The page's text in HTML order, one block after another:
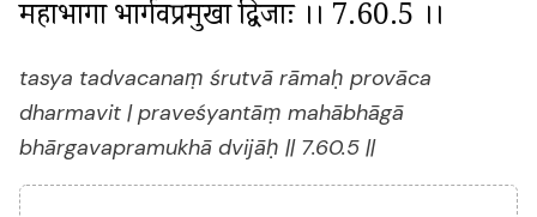
महाभागा भार्गवप्रमुखा द्विजाः ।। 7.60.5 ।।
tasya tadvacanaṃ śrutvā rāmaḥ provāca
dharmavit | praveśyantāṃ mahābhāgā
bhārgavapramukhā dvijāḥ || 7.60.5 ||